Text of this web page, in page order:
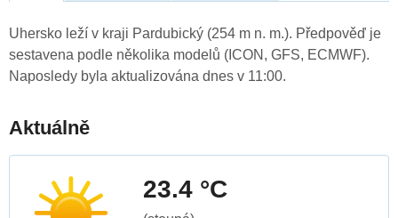
Uhersko leží v kraji Pardubický (254 m n. m.). Předpověď je
sestavena podle několika modelů (ICON, GFS, ECMWF).
Naposledy byla aktualizována dnes v 11:00.
Aktuálně
23.4 °C